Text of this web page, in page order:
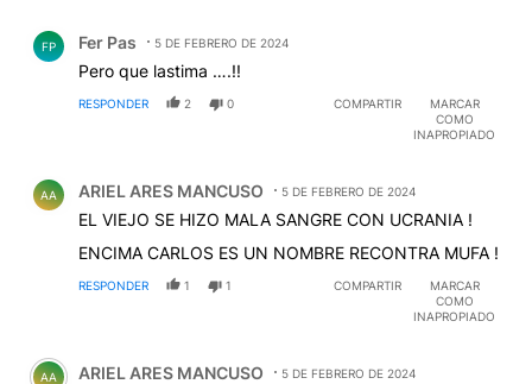
FP Fer Pas 5 DE FEBRERO DE 2024
Pero que lastima ….!!
RESPONDER 2 0 COMPARTIR
MARCAR
COMO
INAPROPIADO
AA ARIEL ARES MANCUSO 5 DE FEBRERO DE 2024
EL VIEJO SE HIZO MALA SANGRE CON UCRANIA !
ENCIMA CARLOS ES UN NOMBRE RECONTRA MUFA !
RESPONDER 1 1 COMPARTIR
MARCAR
COMO
INAPROPIADO
Comentario de ARIEL ARES MANCUSO.
AA ARIEL ARES MANCUSO 5 DE FEBRERO DE 2024